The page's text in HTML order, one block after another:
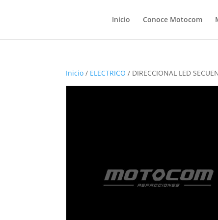
Inicio Conoce Motocom
Inicio / ELECTRICO / DIRECCIONAL LED